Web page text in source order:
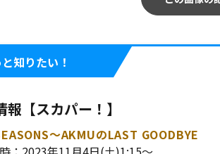
知りたい！
報【スカパー！】
～AKMUのLAST GOODBYE